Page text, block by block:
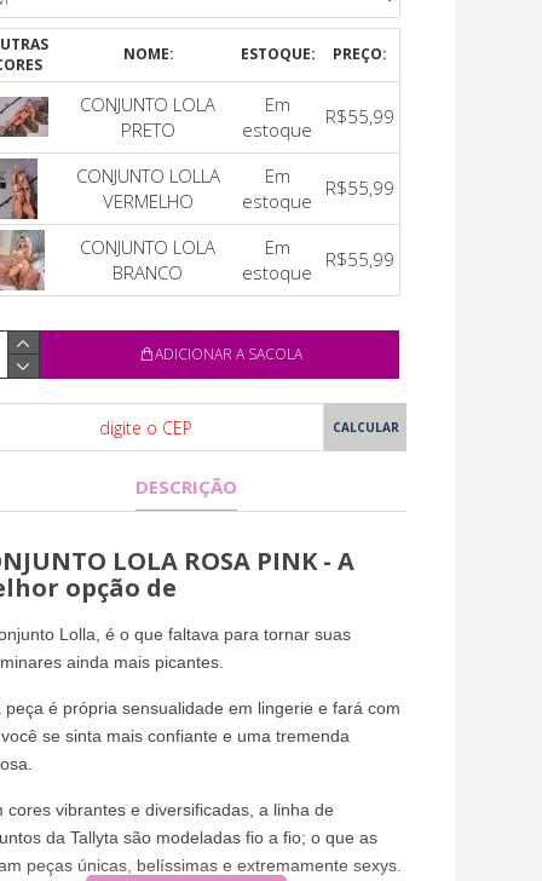
NOME: ESTOQUE: PREÇO:
CONJUNTO LOLA
PRETO
Em
estoque
R$55,99
CONJUNTO LOLLA
VERMELHO
Em
estoque
R$55,99
CONJUNTO LOLA
BRANCO
Em
estoque
R$55,99
ADICIONAR A SACOLA
DESCRIÇÃO
LOLA ROSA PINK - A
opção de
Lolla, é o que faltava para tornar suas
ainda mais picantes.
peça é própria sensualidade em lingerie e fará com
se sinta mais confiante e uma tremenda
cores vibrantes e diversificadas, a linha de
da Tallyta são modeladas fio a fio; o que as
peças únicas, belíssimas e extremamente sexys.